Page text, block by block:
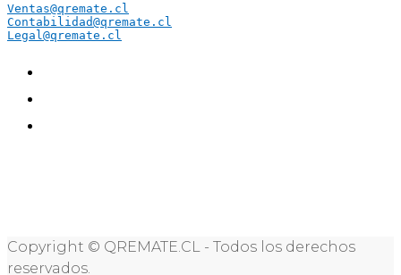
Ventas@qremate.cl
Contabilidad@qremate.cl
Legal@qremate.cl
Copyright © QREMATE.CL - Todos los derechos
reservados.